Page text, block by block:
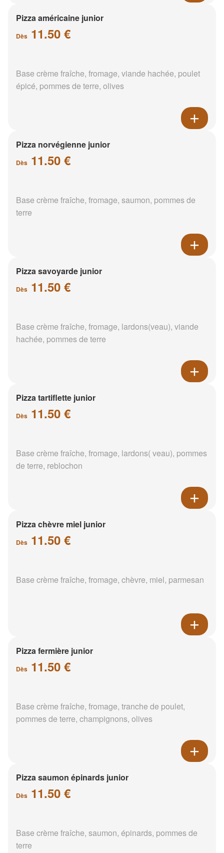
Pizza américaine junior
Dès 11.50 €
Base crème fraîche, fromage, viande hachée, poulet
épicé, pommes de terre, olives
Pizza norvégienne junior
Dès 11.50 €
Base crème fraîche, fromage, saumon, pommes de
terre
Pizza savoyarde junior
Dès 11.50 €
Base crème fraîche, fromage, lardons(veau), viande
hachée, pommes de terre
Pizza tartiflette junior
Dès 11.50 €
Base crème fraîche, fromage, lardons( veau), pommes
de terre, reblochon
Pizza chèvre miel junior
Dès 11.50 €
Base crème fraîche, fromage, chèvre, miel, parmesan
Pizza fermière junior
Dès 11.50 €
Base crème fraîche, fromage, tranche de poulet,
pommes de terre, champignons, olives
Pizza saumon épinards junior
Dès 11.50 €
Base crème fraîche, saumon, épinards, pommes de
terre